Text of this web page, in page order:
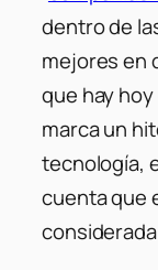
dentro de
mejores en
que hay
marca un
tecnología,
cuenta que